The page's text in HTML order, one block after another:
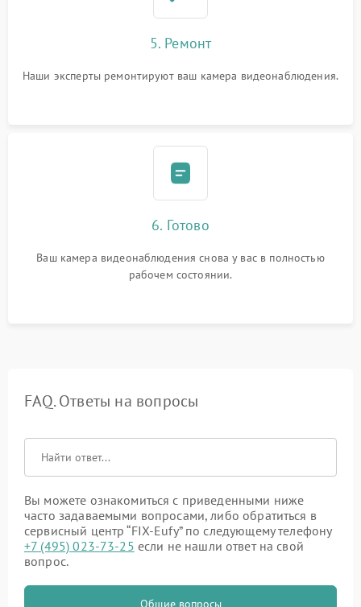
5. Ремонт
Наши эксперты ремонтируют ваш камера видеонаблюдения.
6. Готово
Ваш камера видеонаблюдения снова у вас в полностью
рабочем состоянии.
FAQ. Ответы на вопросы
Вы можете ознакомиться с приведенными ниже
часто задаваемыми вопросами, либо обратиться в
сервисный центр “FIX-Eufy” по следующему телефону
+7 (495) 023-73-25 если не нашли ответ на свой
вопрос.
Общие вопросы